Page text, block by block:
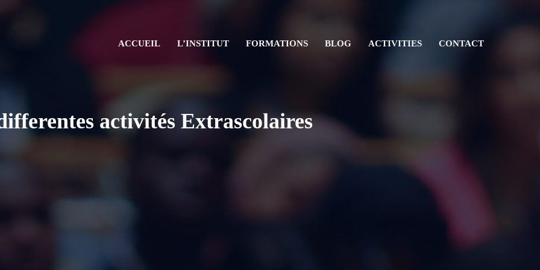
ACCUEIL L’INSTITUT FORMATIONS BLOG ACTIVITIES CONTACT
activitésExtrascolaires